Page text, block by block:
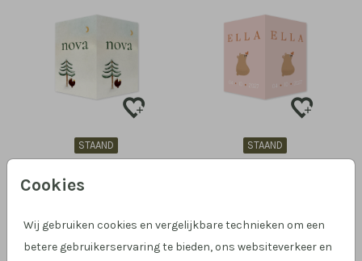
Cookies
Wij gebruiken cookies en vergelijkbare technieken om een
betere gebruikerservaring te bieden, ons websiteverkeer en
STAAND STAAND